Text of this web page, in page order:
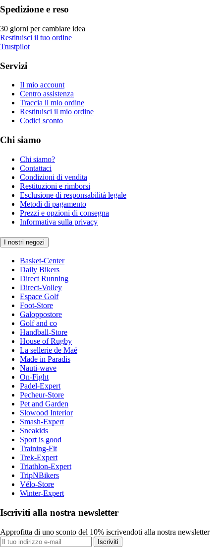
Spedizione e reso
30 giorni per cambiare idea
Restituisci il tuo ordine
Trustpilot
Servizi
Il mio account
Centro assistenza
Traccia il mio ordine
Restituisci il mio ordine
Codici sconto
Chi siamo
Chi siamo?
Contattaci
Condizioni di vendita
Restituzioni e rimborsi
Esclusione di responsabilità legale
Metodi di pagamento
Prezzi e opzioni di consegna
Informativa sulla privacy
I nostri negozi
Basket-Center
Daily Bikers
Direct Running
Direct-Volley
Espace Golf
Foot-Store
Galoppostore
Golf and co
Handball-Store
House of Rugby
La sellerie de Maé
Made in Paradis
Nauti-wave
On-Fight
Padel-Expert
Pecheur-Store
Pet and Garden
Slowood Interior
Smash-Expert
Sneakids
Sport is good
Training-Fit
Trek-Expert
Triathlon-Expert
TripNBikers
Vélo-Store
Winter-Expert
Iscriviti alla nostra newsletter
Approfitta di uno sconto del 10% iscrivendoti alla nostra newsletter
Iscriviti